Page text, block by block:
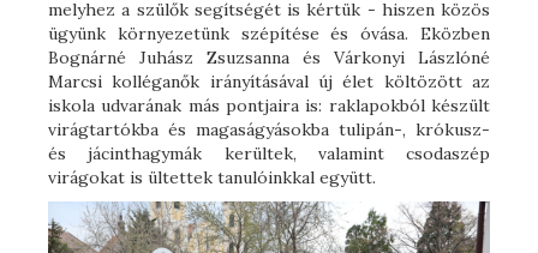
melyhez a szülők segítségét is kértük - hiszen közös
ügyünk környezetünk szépítése és óvása. Eközben
Bognárné Juhász Zsuzsanna és Várkonyi Lászlóné
Marcsi kolléganők irányításával új élet költözött az
iskola udvarának más pontjaira is: raklapokból készült
virágtartókba és magaságyásokba tulipán-, krókusz-
és jácinthagymák kerültek, valamint csodaszép
virágokat is ültettek tanulóinkkal együtt.